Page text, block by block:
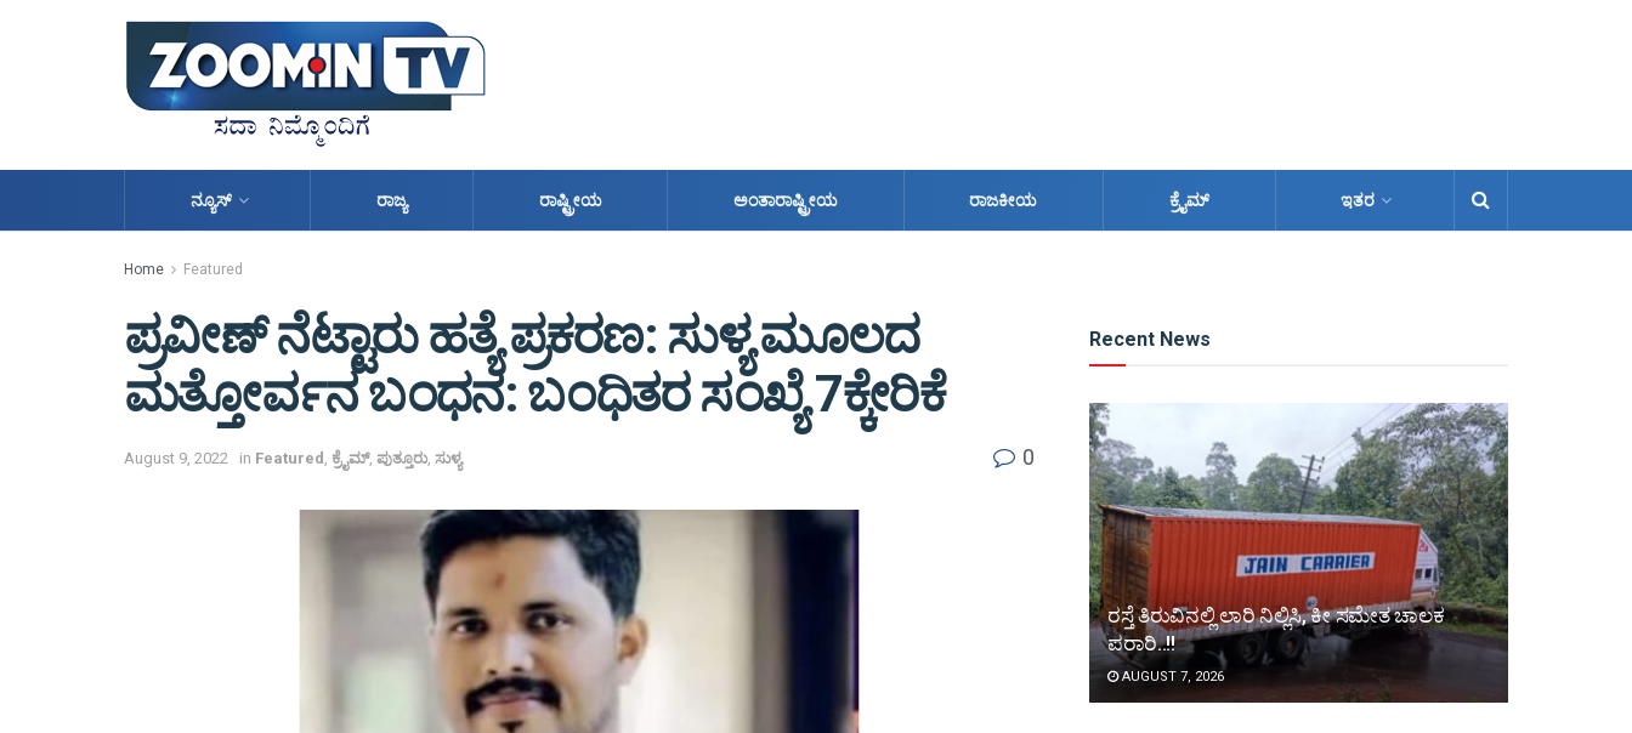
ನ್ಯೂಸ್ ರಾಜ್ಯ ರಾಷ್ಟ್ರೀಯ ಅಂತಾರಾಷ್ಟ್ರೀಯ ರಾಜಕೀಯ ಕ್ರೈಮ್ ಇತರ
Home Featured
ಪ್ರವೀಣ್ ನೆಟ್ಟಾರು ಹತ್ಯೆ ಪ್ರಕರಣ: ಸುಳ್ಯ ಮೂಲದ
ಮತ್ತೋರ್ವನ ಬಂಧನ: ಬಂಧಿತರ ಸಂಖ್ಯೆ 7ಕ್ಕೇರಿಕೆ
August 9, 2022 in Featured ಕ್ರೈಮ್, ಪುತ್ತೂರು ಸುಳ್ಯ 0
Recent News
ರಸ್ತೆ ತಿರುವಿನಲ್ಲಿ ಲಾರಿ ನಿಲ್ಲಿಸಿ, ಕೀ ಸಮೇತ ಚಾಲಕ
ಪರಾರಿ..!!
AUGUST 7, 2026